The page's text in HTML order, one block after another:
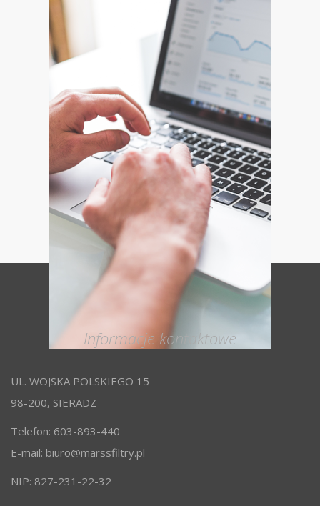
Informacje kontaktowe
UL. WOJSKA POLSKIEGO 15
98-200, SIERADZ
Telefon: 603-893-440
E-mail: biuro@marssfiltry.pl
NIP: 827-231-22-32